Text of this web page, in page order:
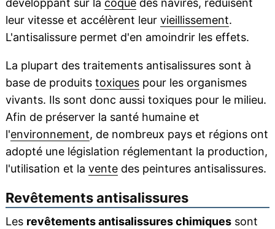
développant sur la coquedes navires, réduisent
leur vitesse et accélèrent leur vieillissement.
L'antisalissure permet d'en amoindrir les effets.
La plupart des traitements antisalissures sont à
base de produits toxiquespour les organismes
vivants. Ils sont donc aussi toxiques pour le milieu.
Afin de préserver la santé humaine et
l'environnement, de nombreux pays et régions ont
adopté une législation réglementant la production,
l'utilisation et la ventedes peintures antisalissures.
Revêtements antisalissures
Les revêtements antisalissures chimiquessont